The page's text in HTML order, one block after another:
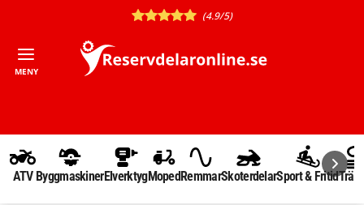
(4.9/5)
MENY
ATV ByggmaskinerElverktygMopedRemmarSkoterdelarSport & Fritid